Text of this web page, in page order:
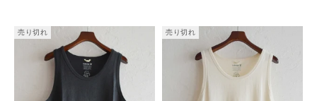
売り切れ 売り切れ